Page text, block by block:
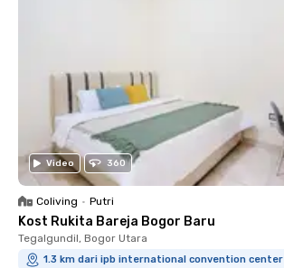
Video 360
Coliving • Putri
Kost Rukita Bareja Bogor Baru
Tegalgundil, Bogor Utara
1.3 km dari ipb international convention center